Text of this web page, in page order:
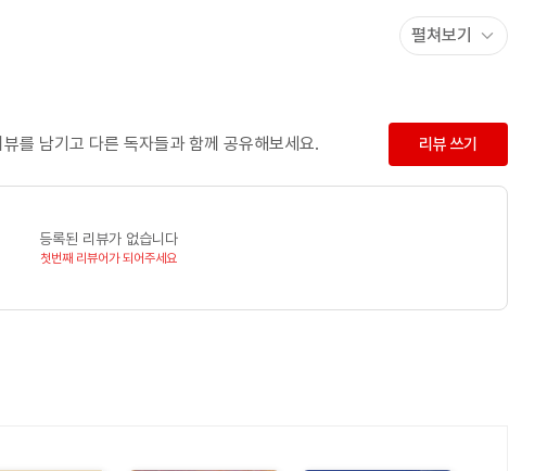
기적처럼 한 남자를 만나 연애를 시작했고 결혼에 골인했다. 마음속 꽁꽁
내 버리지 못했던 욕심, 대책 없고 무모한 믿음 때문에 사랑하지 못하는,
수 있는 수많은 싱글의 사연들을 선물했다. 노총각 노처녀들이 건네준
녀가 강의하고 책을 내는 데 가장 중요한 자원이 되었다. 선교단체에서
싱글들의 집합소인 교회와 여대에 알려지기 시작했고, 기업체까지 다양한
「세상에 단 하나뿐인 강의」, tvN 「스타특강쇼」 등에
상을 향해 건강한 메시지를 전달하고 있다. 연구소 소장, 강사, 작가, 한
해내며 바쁜 나날을 보내고 있다. 지은 책으로는, 결혼하지 않았다는 이유
펼쳐보기
를 남기고 다른 독자들과 함께 공유해보세요. 리뷰 쓰기
등록된 리뷰가 없습니다
첫번째 리뷰어가 되어주세요